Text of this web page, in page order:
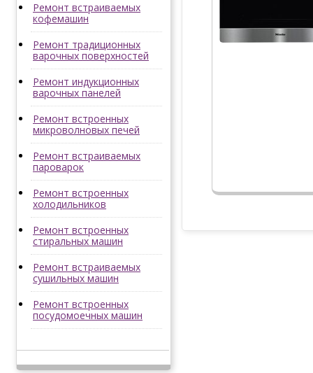
Ремонт встраиваемых
кофемашин
Ремонт традиционных
варочных поверхностей
Ремонт индукционных
варочных панелей
Ремонт встроенных
микроволновых печей
Ремонт встраиваемых
пароварок
Ремонт встроенных
холодильников
Ремонт встроенных
стиральных машин
Ремонт встраиваемых
сушильных машин
Ремонт встроенных
посудомоечных машин